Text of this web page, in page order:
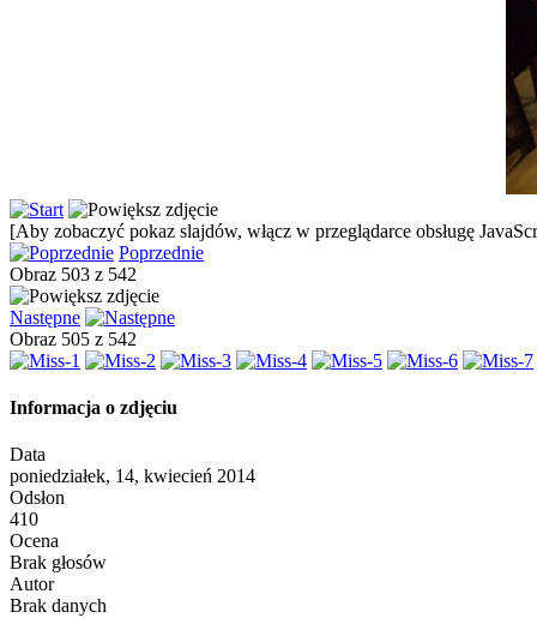
[Aby zobaczyć pokaz slajdów, włącz w przeglądarce obsługę
Poprzednie
Obraz 503 z 542
Następne
Obraz 505 z 542
Informacja o zdjęciu
Data
poniedziałek, 14, kwiecień 2014
Odsłon
410
Ocena
Brak głosów
Autor
Brak danych